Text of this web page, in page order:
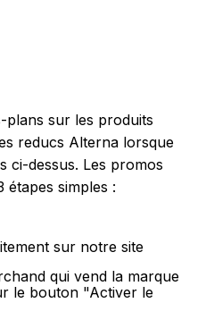
plans sur les produits
reducs Alterna lorsque
ci-dessus. Les promos
simples :
sur notre site
qui vend la marque
le bouton "Activer le